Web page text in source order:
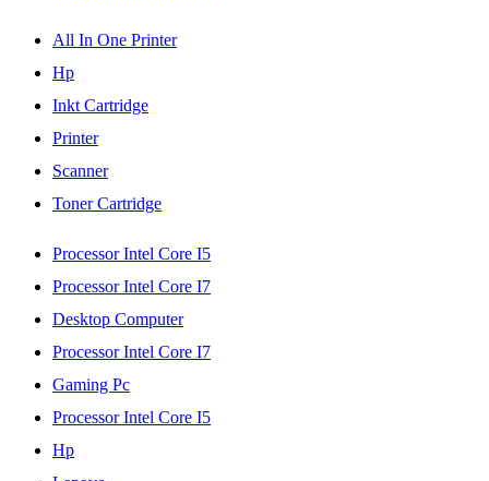
All In One Printer
Hp
Inkt Cartridge
Printer
Scanner
Toner Cartridge
Processor Intel Core I5
Processor Intel Core I7
Desktop Computer
Processor Intel Core I7
Gaming Pc
Processor Intel Core I5
Hp